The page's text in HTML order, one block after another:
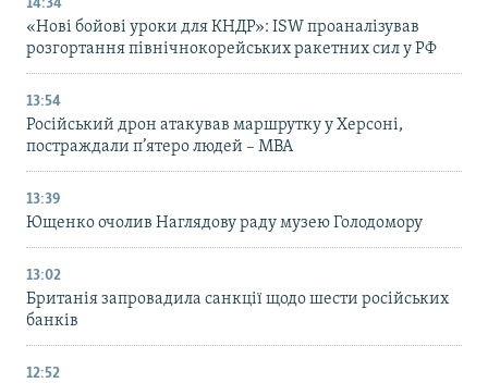
14:34
«Нові бойові уроки для КНДР»: ISW проаналізував
розгортання північнокорейських ракетних сил у РФ
13:54
Російський дрон атакував маршрутку у Херсоні,
постраждали п’ятеро людей – МВА
13:39
Ющенко очолив Наглядову раду музею Голодомору
13:02
Британія запровадила санкції щодо шести російських
банків
12:52